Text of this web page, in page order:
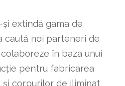
extindă gama de
caută noi parteneri de
în baza unui
pentru fabricarea
corpurilor de iliminat